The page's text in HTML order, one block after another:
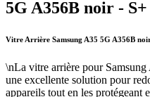
5G A356B noir - S+
Vitre Arrière Samsung A35 5G A356B
\nLa vitre arrière pour
une excellente solution pour
appareils tout en les protégeant